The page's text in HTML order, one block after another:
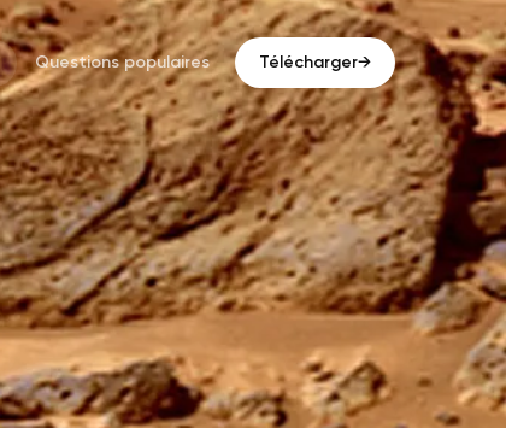
Questions populaires Télécharger→